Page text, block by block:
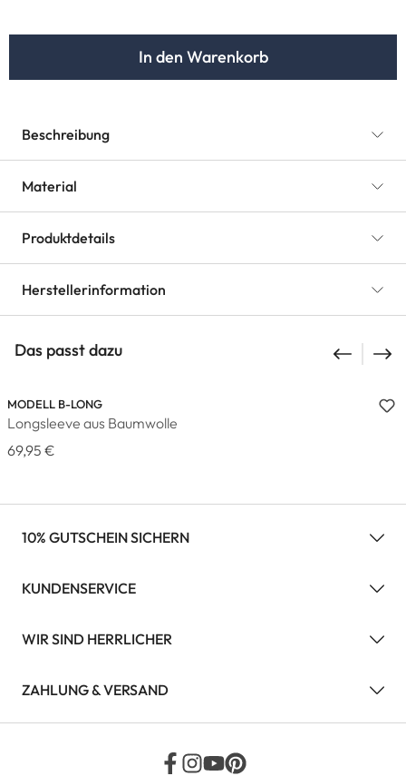
In den Warenkorb
Beschreibung
Material
Produktdetails
Herstellerinformation
Das passt dazu
MODELL B-LONG
Longsleeve aus Baumwolle
69,95 €
10% GUTSCHEIN SICHERN
KUNDENSERVICE
WIR SIND HERRLICHER
ZAHLUNG & VERSAND